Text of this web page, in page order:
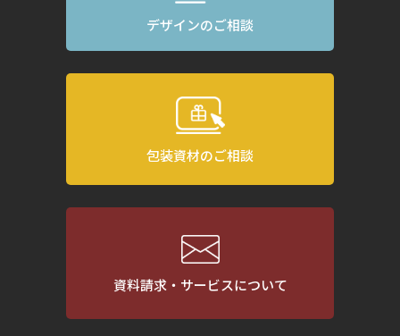
デザインのご相談
包装資材のご相談
資料請求・サービスについて